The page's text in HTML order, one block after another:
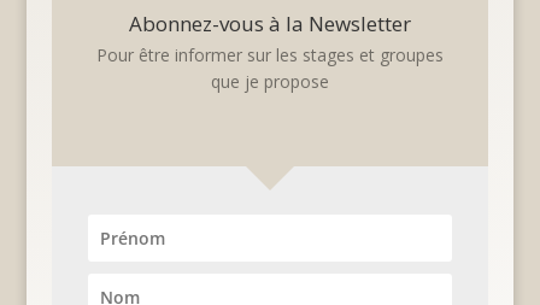
Abonnez-vous à la Newsletter
Pour être informer sur les stages et groupes
que je propose